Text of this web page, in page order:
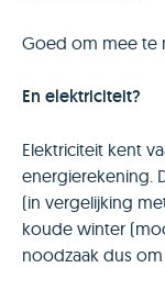
Goed om mee te
En elektriciteit?
Elektriciteit kent
energierekening.
(in vergelijking
koude winter
noodzaak dus